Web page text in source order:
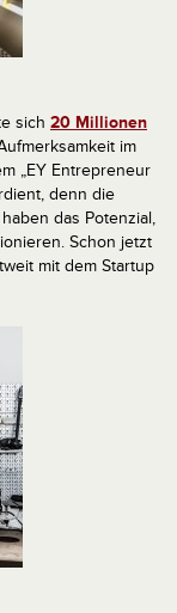
sich 20 Millionen
im
„EY Entrepreneur
denn die
das Potenzial,
Schon jetzt
mit dem Startup